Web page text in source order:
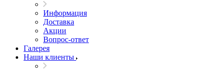
Информация
Доставка
Акции
Вопрос-ответ
Галерея
Наши клиенты